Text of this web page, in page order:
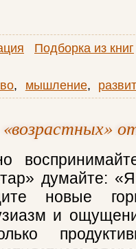
Подборка из книг
, мышление,
думайте:
новые
и